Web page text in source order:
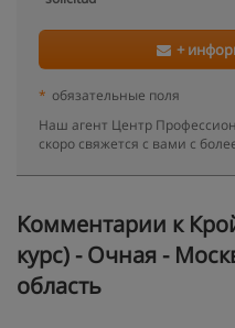
+
* обязательные поля
Наш агент Центр
скоро свяжется с вами с
Kомментарии к
курс) - Очная -
область